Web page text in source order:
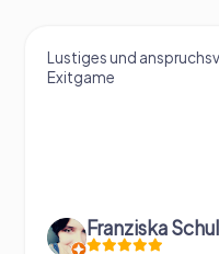
Es hat Spaß gemacht,
Stadttour im Escape-
Felix Endrejat